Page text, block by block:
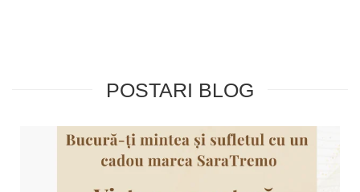
POSTARI BLOG